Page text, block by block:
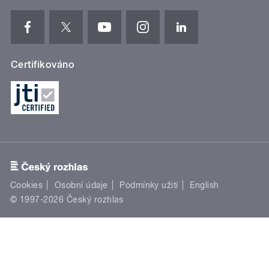
Certifikováno
Cookies Osobní údaje Podmínky užití
English
© 1997-2026 Český rozhlas